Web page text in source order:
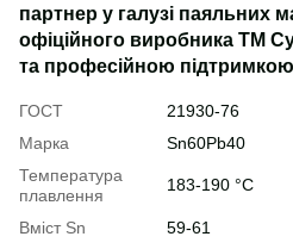
партнер у галузі паяльних
офіційного виробника ТМ
та професійною
ГОСТ
21930-76
Марка
Sn60Pb40
Температура
плавлення
183-190 °С
Вміст Sn
59-61